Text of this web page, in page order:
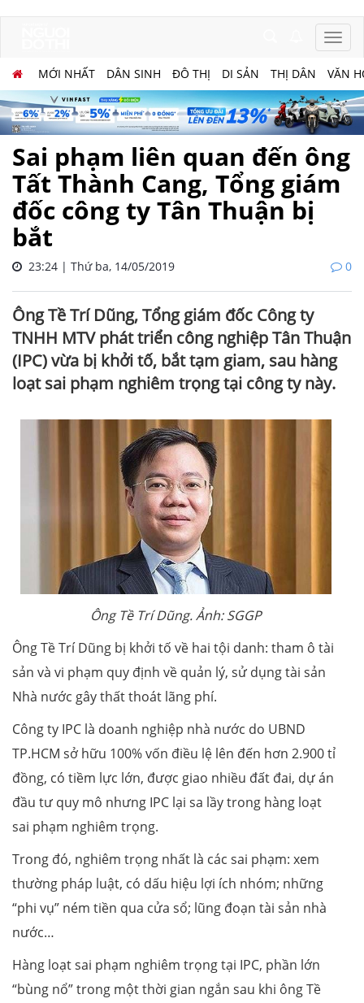
MỚI NHẤT DÂN SINH ĐÔ THỊ DI SẢN THỊ DÂN VĂN
Sai phạm liên quan đến ông
Tất Thành Cang, Tổng giám
đốc công ty Tân Thuận bị
bắt
23:24 | Thứ ba, 14/05/2019 0
Ông Tề Trí Dũng, Tổng giám đốc Công ty
TNHH MTV phát triển công nghiệp Tân Thuận
(IPC) vừa bị khởi tố, bắt tạm giam, sau hàng
loạt sai phạm nghiêm trọng tại công ty này.
Ông Tề Trí Dũng. Ảnh: SGGP
Ông Tề Trí Dũng bị khởi tố về hai tội danh: tham ô tài
sản và vi phạm quy định về quản lý, sử dụng tài sản
Nhà nước gây thất thoát lãng phí.
Công ty IPC là doanh nghiệp nhà nước do UBND
TP.HCM sở hữu 100% vốn điều lệ lên đến hơn 2.900 tỉ
đồng, có tiềm lực lớn, được giao nhiều đất đai, dự án
đầu tư quy mô nhưng IPC lại sa lầy trong hàng loạt
sai phạm nghiêm trọng.
Trong đó, nghiêm trọng nhất là các sai phạm: xem
thường pháp luật, có dấu hiệu lợi ích nhóm; những
“phi vụ” ném tiền qua cửa sổ; lũng đoạn tài sản nhà
nước…
Hàng loạt sai phạm nghiêm trọng tại IPC, phần lớn
“bùng nổ” trong một thời gian ngắn sau khi ông Tề